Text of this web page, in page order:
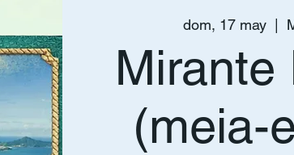
dom, 17 may
  |
Mirante
(meia-